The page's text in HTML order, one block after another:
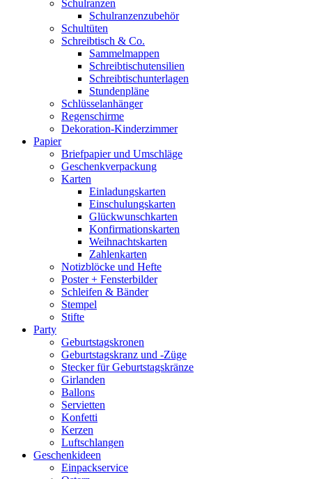
Schulranzen
Schulranzenzubehör
Schultüten
Schreibtisch & Co.
Sammelmappen
Schreibtischutensilien
Schreibtischunterlagen
Stundenpläne
Schlüsselanhänger
Regenschirme
Dekoration-Kinderzimmer
Papier
Briefpapier und Umschläge
Geschenkverpackung
Karten
Einladungskarten
Einschulungskarten
Glückwunschkarten
Konfirmationskarten
Weihnachtskarten
Zahlenkarten
Notizblöcke und Hefte
Poster + Fensterbilder
Schleifen & Bänder
Stempel
Stifte
Party
Geburtstagskronen
Geburtstagskranz und -Züge
Stecker für Geburtstagskränze
Girlanden
Ballons
Servietten
Konfetti
Kerzen
Luftschlangen
Geschenkideen
Einpackservice